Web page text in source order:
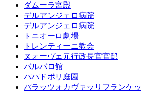
ダムーラ宮殿
デルアンジェロ病院
デルアンジェロ病院
トニオーロ劇場
トレンティーニ教会
ヌォーヴェ元行政長官官邸
バルバロ館
パパドポリ庭園
パラッツォカヴァッリフランケ